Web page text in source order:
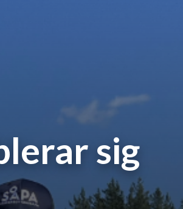
sig